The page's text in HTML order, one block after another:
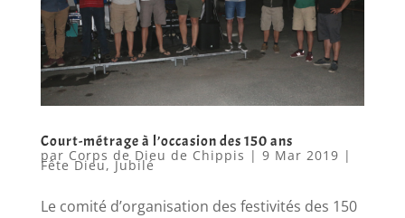
Court-métrage à l’occasion des 150 ans
par Corps de Dieu de Chippis | 9 Mar 2019 |
Fête Dieu, Jubilé
Le comité d’organisation des festivités des 150